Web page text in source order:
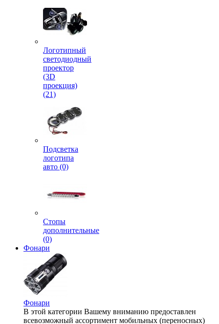
Логотипный
светодиодный
проектор
(3D
проекция)
(21)
Подсветка
логотипа
авто (0)
Стопы
дополнительные
(0)
Фонари
Фонари
В этой категории Вашему вниманию предоставлен
всевозможный ассортимент мобильных (переносных)